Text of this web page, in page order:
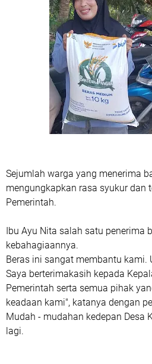
Sejumlah warga yang menerima
mengungkapkan rasa syukur dan
Pemerintah.
Ibu Ayu Nita salah satu penerima
kebahagiaannya.
Beras ini sangat membantu kami.
Saya berterimakasih kepada
Pemerintah serta semua pihak
keadaan kami", katanya dengan
Mudah - mudahan kedepan Desa
lagi.